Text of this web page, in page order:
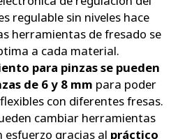
regulable sin niveles hace
herramientas de fresado se
a cada material.
para pinzas se pueden
de 6 y 8 mm para poder
con diferentes fresas.
cambiar herramientas
esfuerzo gracias al práctico